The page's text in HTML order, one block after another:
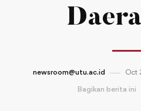
newsroom@utu.ac.id Oct
Bagikan berita ini